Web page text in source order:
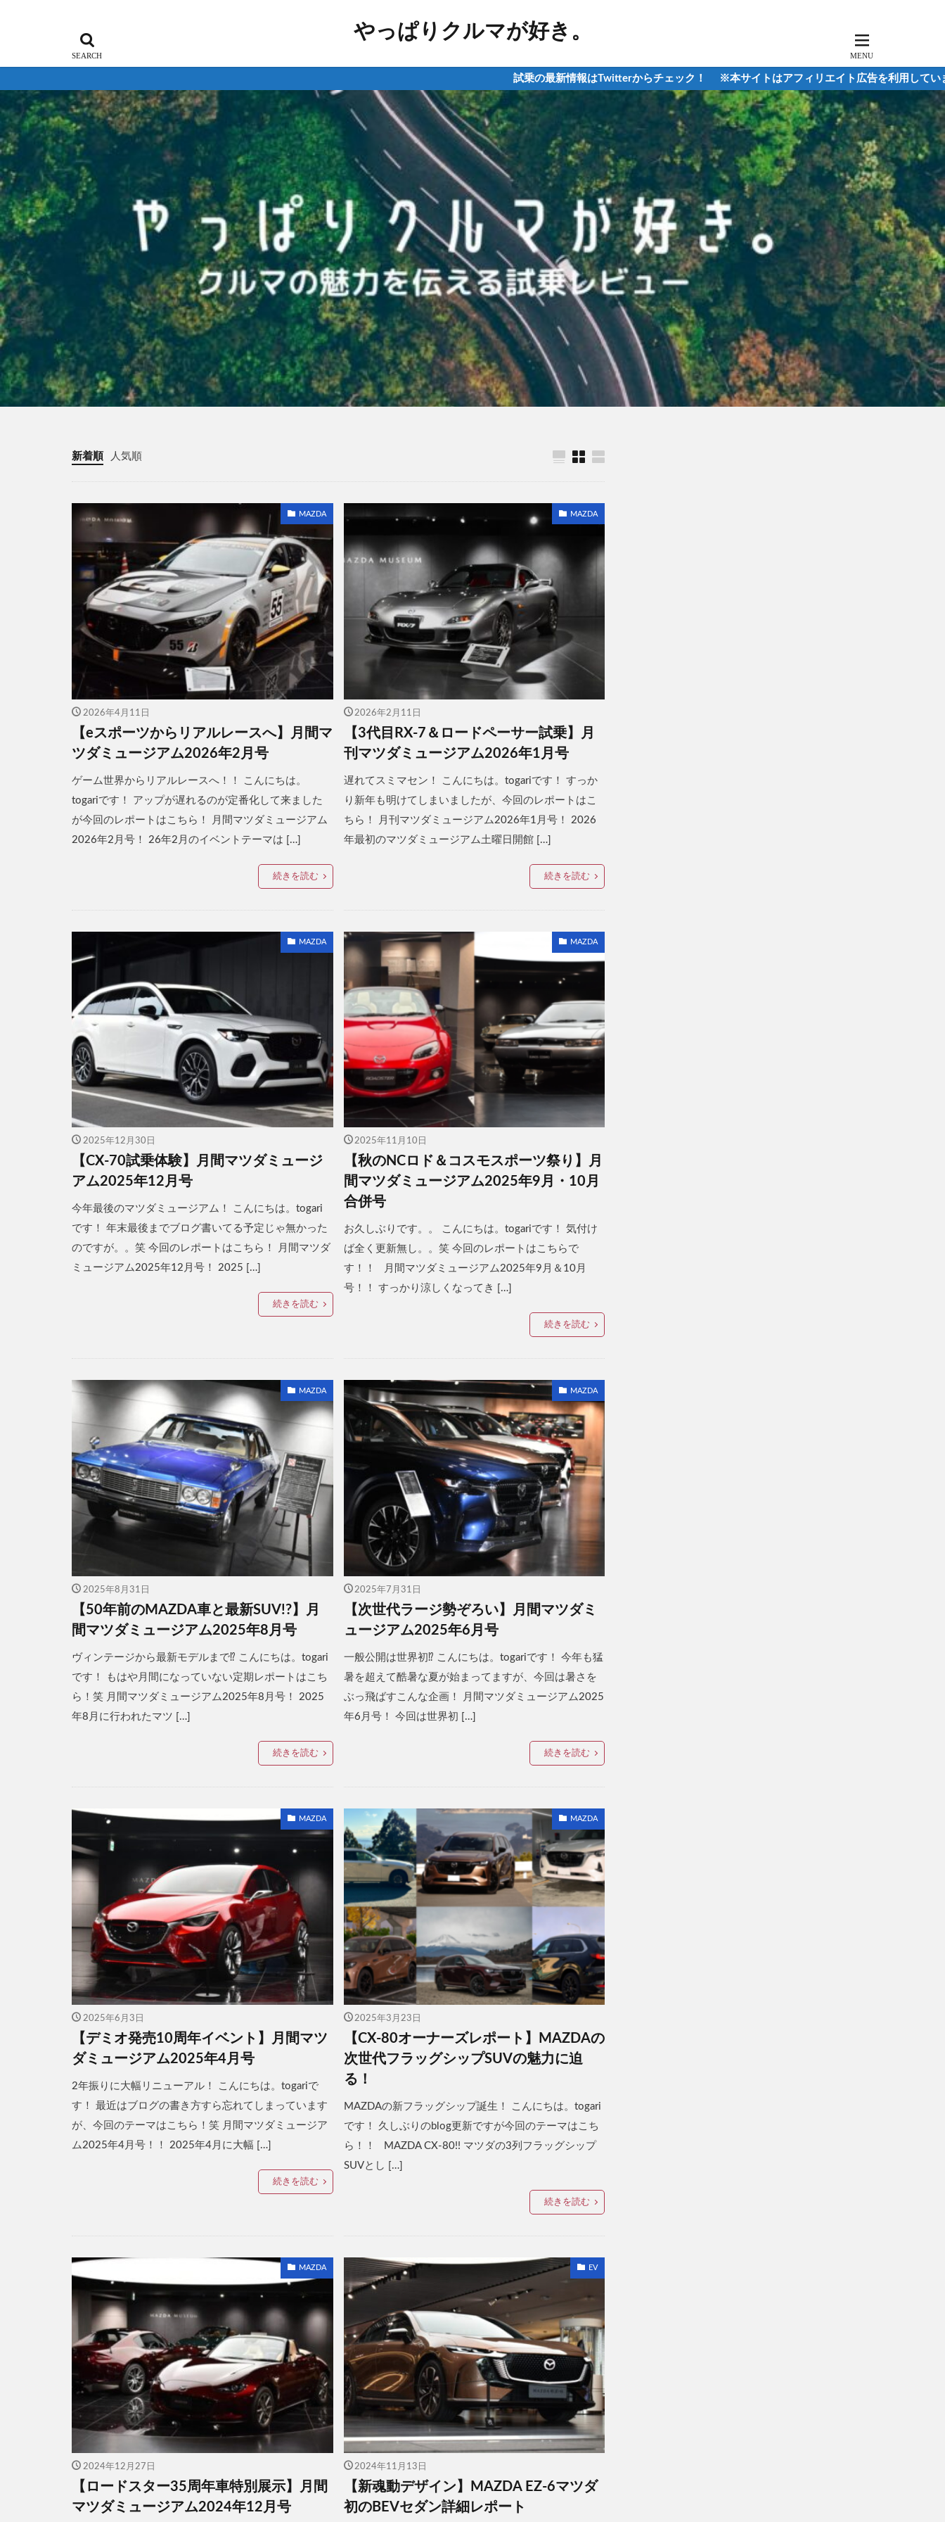
やっぱりクルマが好き。
試乗の最新情報はTwitterからチェック！ ※本サイトはアフィリエイト広告を利用しています。
新着順 人気順
MAZDA
2026年4月11日
【eスポーツからリアルレースへ】月間マ
ツダミュージアム2026年2月号
ゲーム世界からリアルレースへ！！ こんにちは。
togariです！ アップが遅れるのが定番化して来ました
が今回のレポートはこちら！ 月間マツダミュージアム
2026年2月号！ 26年2月のイベントテーマは […]
続きを読む
MAZDA
2026年2月11日
【3代目RX-7＆ロードペーサー試乗】月
刊マツダミュージアム2026年1月号
遅れてスミマセン！ こんにちは。togariです！ すっか
り新年も明けてしまいましたが、今回のレポートはこ
ちら！ 月刊マツダミュージアム2026年1月号！ 2026
年最初のマツダミュージアム土曜日開館 […]
続きを読む
MAZDA
2025年12月30日
【CX-70試乗体験】月間マツダミュージ
アム2025年12月号
今年最後のマツダミュージアム！ こんにちは。togari
です！ 年末最後までブログ書いてる予定じゃ無かった
のですが。。笑 今回のレポートはこちら！ 月間マツダ
ミュージアム2025年12月号！ 2025 […]
続きを読む
MAZDA
2025年11月10日
【秋のNCロド＆コスモスポーツ祭り】月
間マツダミュージアム2025年9月・10月
合併号
お久しぶりです。。 こんにちは。togariです！ 気付け
ば全く更新無し。。笑 今回のレポートはこちらで
す！！ 月間マツダミュージアム2025年9月＆10月
号！！ すっかり涼しくなってき […]
続きを読む
MAZDA
2025年8月31日
【50年前のMAZDA車と最新SUV!?】月
間マツダミュージアム2025年8月号
ヴィンテージから最新モデルまで⁉ こんにちは。togari
です！ もはや月間になっていない定期レポートはこち
ら！笑 月間マツダミュージアム2025年8月号！ 2025
年8月に行われたマツ […]
続きを読む
MAZDA
2025年7月31日
【次世代ラージ勢ぞろい】月間マツダミ
ュージアム2025年6月号
一般公開は世界初⁉ こんにちは。togariです！ 今年も猛
暑を超えて酷暑な夏が始まってますが、今回は暑さを
ぶっ飛ばすこんな企画！ 月間マツダミュージアム2025
年6月号！ 今回は世界初 […]
続きを読む
MAZDA
2025年6月3日
【デミオ発売10周年イベント】月間マツ
ダミュージアム2025年4月号
2年振りに大幅リニューアル！ こんにちは。togariで
す！ 最近はブログの書き方すら忘れてしまっています
が、今回のテーマはこちら！笑 月間マツダミュージア
ム2025年4月号！！ 2025年4月に大幅 […]
続きを読む
MAZDA
2025年3月23日
【CX-80オーナーズレポート】MAZDAの
次世代フラッグシップSUVの魅力に迫
る！
MAZDAの新フラッグシップ誕生！ こんにちは。togari
です！ 久しぶりのblog更新ですが今回のテーマはこち
ら！！ MAZDA CX-80!! マツダの3列フラッグシップ
SUVとし […]
続きを読む
MAZDA
2024年12月27日
【ロードスター35周年車特別展示】月間
マツダミュージアム2024年12月号
EV
2024年11月13日
【新魂動デザイン】MAZDA EZ-6マツダ
初のBEVセダン詳細レポート